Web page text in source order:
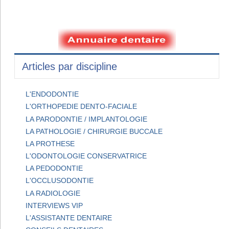
Articles par discipline
L'ENDODONTIE
L'ORTHOPEDIE DENTO-FACIALE
LA PARODONTIE / IMPLANTOLOGIE
LA PATHOLOGIE / CHIRURGIE BUCCALE
LA PROTHESE
L'ODONTOLOGIE CONSERVATRICE
LA PEDODONTIE
L'OCCLUSODONTIE
LA RADIOLOGIE
INTERVIEWS VIP
L'ASSISTANTE DENTAIRE